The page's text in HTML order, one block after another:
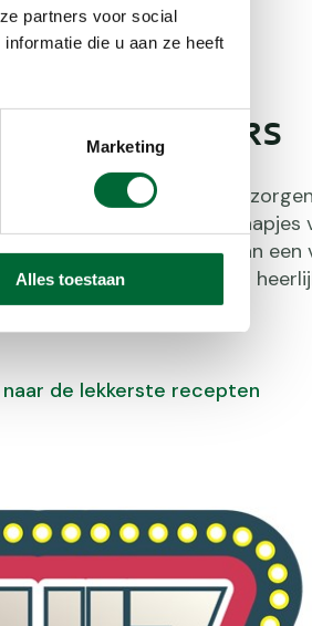
partners voor social
die u aan ze heeft
Marketing
Alles toestaan
eigen snacks
Upper moet je natuurlijk
hebt. En de lekkerste hapjes
zelf (met wat hulp van een
links naar recepten voor
veel bakplezier!
de lekkerste recepten